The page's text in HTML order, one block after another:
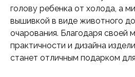
голову ребенка от холода, а
вышивкой в виде животного
очарования. Благодаря своей
практичности и дизайна
станет отличным подарком